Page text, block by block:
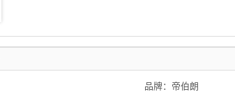
品牌：帝伯朗